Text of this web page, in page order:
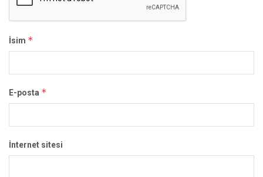
İsim *
E-posta *
İnternet sitesi